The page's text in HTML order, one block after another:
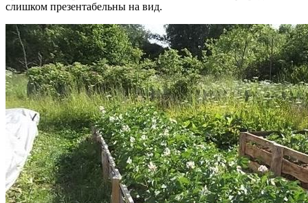
слишком презентабельны на вид.